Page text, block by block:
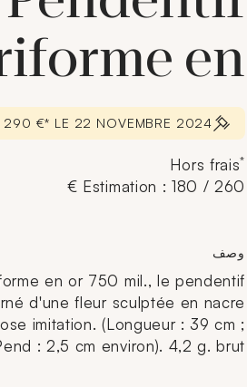
en
290 €* LE 22 NOVEMBRE 2024
*
Hors frais
Estimation : 180 / 260 €
وصف
en or 750 mil., le pendentif
d'une fleur sculptée en nacre
imitation. (Longueur : 39 cm ;
: 2,5 cm environ). 4,2 g. brut